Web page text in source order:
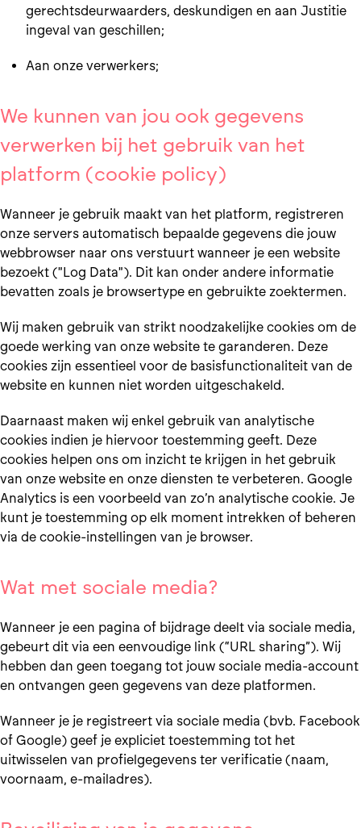
gerechtsdeurwaarders, deskundigen en aan Justitie
ingeval van geschillen;
Aan onze verwerkers;
We kunnen van jou ook gegevens
verwerken bij het gebruik van het
platform (cookie policy)
Wanneer je gebruik maakt van het platform, registreren
onze servers automatisch bepaalde gegevens die jouw
webbrowser naar ons verstuurt wanneer je een website
bezoekt ("Log Data"). Dit kan onder andere informatie
bevatten zoals je browsertype en gebruikte zoektermen.
Wij maken gebruik van strikt noodzakelijke cookies om de
goede werking van onze website te garanderen. Deze
cookies zijn essentieel voor de basisfunctionaliteit van de
website en kunnen niet worden uitgeschakeld.
Daarnaast maken wij enkel gebruik van analytische
cookies indien je hiervoor toestemming geeft. Deze
cookies helpen ons om inzicht te krijgen in het gebruik
van onze website en onze diensten te verbeteren. Google
Analytics is een voorbeeld van zo’n analytische cookie. Je
kunt je toestemming op elk moment intrekken of beheren
via de cookie-instellingen van je browser.
Wat met sociale media?
Wanneer je een pagina of bijdrage deelt via sociale media,
gebeurt dit via een eenvoudige link (“URL sharing”). Wij
hebben dan geen toegang tot jouw sociale media-account
en ontvangen geen gegevens van deze platformen.
Wanneer je je registreert via sociale media (bvb. Facebook
of Google) geef je expliciet toestemming tot het
uitwisselen van profielgegevens ter verificatie (naam,
voornaam, e-mailadres).